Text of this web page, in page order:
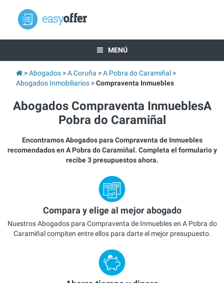
MENÚ
Abogados A Coruña
A Pobra do Caramiñal
Abogados Inmobiliarios
Compraventa Inmuebles
Abogados Compraventa InmueblesA
Pobra do Caramiñal
Encontramos Abogados para Compraventa de Inmuebles
recomendados en A Pobra do Caramiñal. Completa el formulario y
recibe 3 presupuestos ahora.
Compara y elige al mejor abogado
Nuestros Abogados para Compraventa de Inmuebles en A Pobra do
Caramiñal compiten entre ellos para darte el mejor presupuesto.